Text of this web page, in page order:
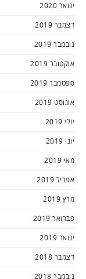
ינואר 2020
דצמבר 2019
נובמבר 2019
אוקטובר 2019
ספטמבר 2019
אוגוסט 2019
יולי 2019
יוני 2019
מאי 2019
אפריל 2019
מרץ 2019
פברואר 2019
ינואר 2019
דצמבר 2018
נובמבר 2018